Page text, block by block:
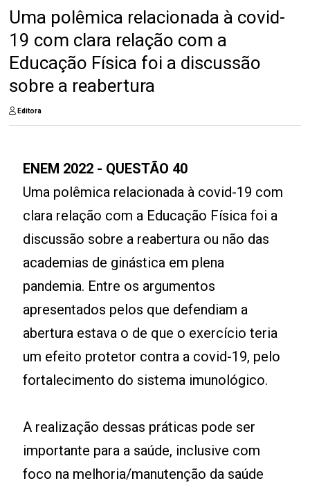
Uma polêmica relacionada à covid-
19 com clara relação com a
Educação Física foi a discussão
sobre a reabertura
Editora
ENEM 2022 - QUESTÃO 40
Uma polêmica relacionada à covid-19 com
clara relação com a Educação Física foi a
discussão sobre a reabertura ou não das
academias de ginástica em plena
pandemia. Entre os argumentos
apresentados pelos que defendiam a
abertura estava o de que o exercício teria
um efeito protetor contra a covid-19, pelo
fortalecimento do sistema imunológico.
A realização dessas práticas pode ser
importante para a saúde, inclusive com
foco na melhoria/manutenção da saúde